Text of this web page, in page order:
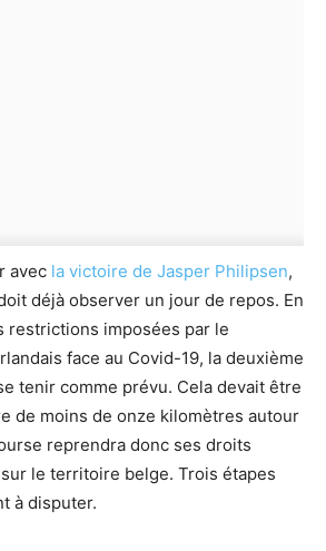
avec la victoire de Jasper Philipsen,
déjà observer un jour de repos. En
restrictions imposées par le
face au Covid-19, la deuxième
tenir comme prévu. Cela devait être
de moins de onze kilomètres autour
reprendra donc ses droits
le territoire belge. Trois étapes
à disputer.